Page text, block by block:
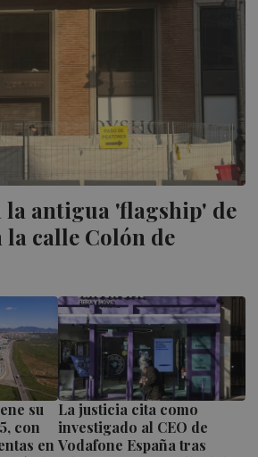
la antigua 'flagship' de
la calle Colón de
su
con
en
La justicia cita como
investigado al CEO de
Vodafone España tras